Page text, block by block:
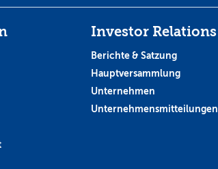
Investor Relations
Berichte & Satzung
Hauptversammlung
Unternehmen
Unternehmensmitteilungen